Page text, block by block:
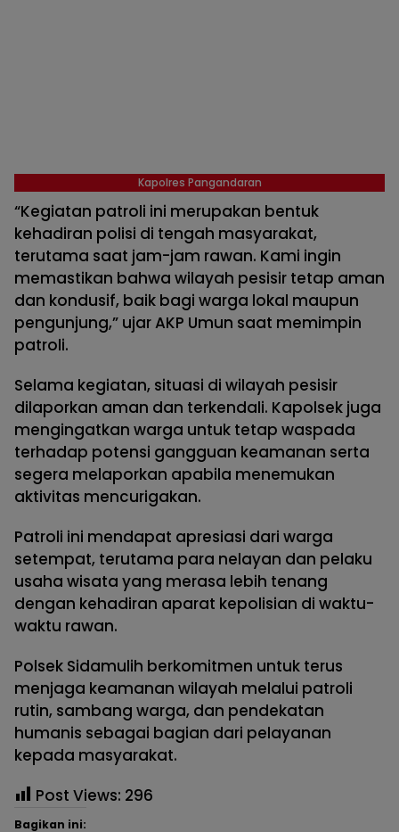
Kapolres Pangandaran
“Kegiatan patroli ini merupakan bentuk
kehadiran polisi di tengah masyarakat,
terutama saat jam-jam rawan. Kami ingin
memastikan bahwa wilayah pesisir tetap aman
dan kondusif, baik bagi warga lokal maupun
pengunjung,” ujar AKP Umun saat memimpin
patroli.
Selama kegiatan, situasi di wilayah pesisir
dilaporkan aman dan terkendali. Kapolsek juga
mengingatkan warga untuk tetap waspada
terhadap potensi gangguan keamanan serta
segera melaporkan apabila menemukan
aktivitas mencurigakan.
Patroli ini mendapat apresiasi dari warga
setempat, terutama para nelayan dan pelaku
usaha wisata yang merasa lebih tenang
dengan kehadiran aparat kepolisian di waktu-
waktu rawan.
Polsek Sidamulih berkomitmen untuk terus
menjaga keamanan wilayah melalui patroli
rutin, sambang warga, dan pendekatan
humanis sebagai bagian dari pelayanan
kepada masyarakat.
Post Views: 296
Bagikan ini: